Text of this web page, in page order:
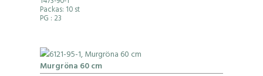
Packas: 10 st
PG : 23
Murgröna 60 cm